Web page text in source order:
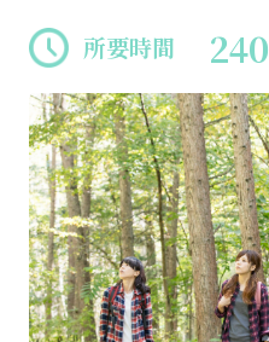
所要時間 240